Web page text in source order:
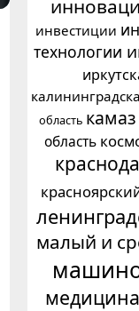
инвестиции
технологии
область камаз
область
малый и
медицина